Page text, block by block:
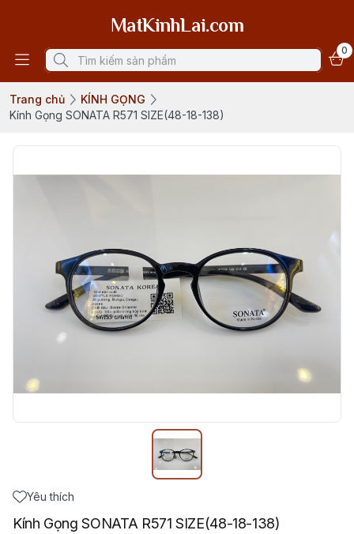
MatKinhLai.com
0
Trang chủ
KÍNH GỌNG
Kính Gọng SONATA R571 SIZE(48-18-138)
Yêu thích
Kính Gọng SONATA R571 SIZE(48-18-138)